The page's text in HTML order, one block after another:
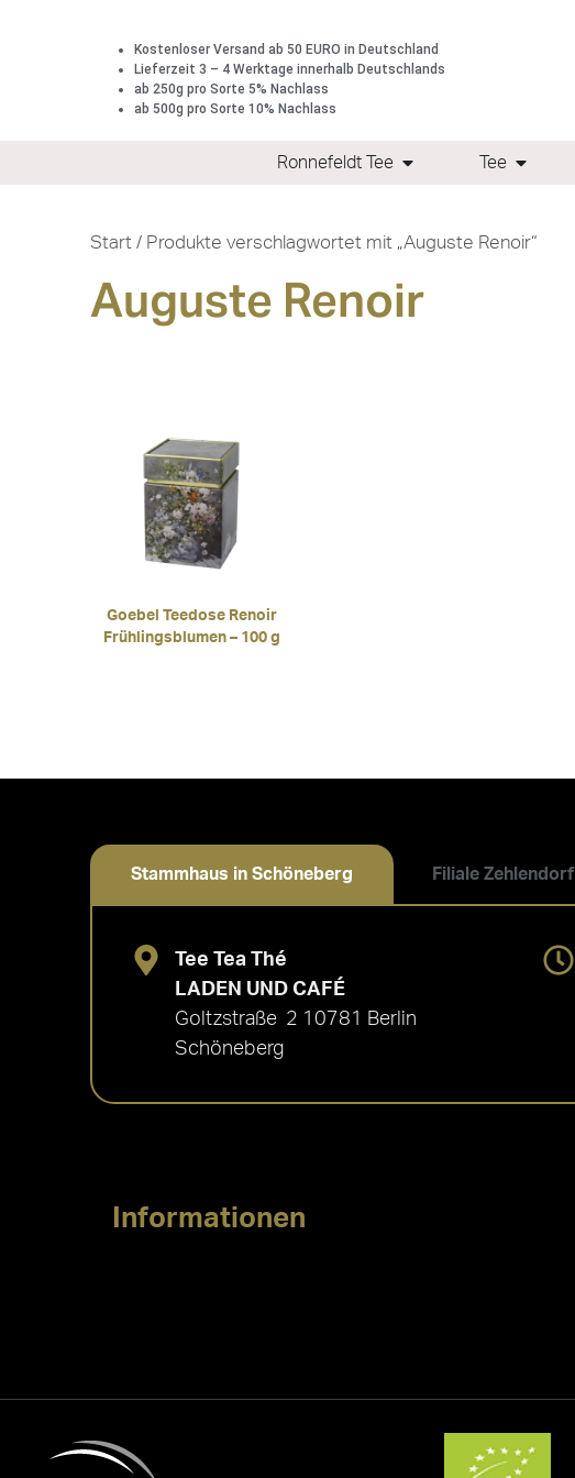
Kostenloser Versand ab 50 EURO in Deutschland
Lieferzeit 3 – 4 Werktage innerhalb Deutschlands
ab 250g pro Sorte 5% Nachlass
ab 500g pro Sorte 10% Nachlass
Ronnefeldt Tee Tee
Start / Produkte verschlagwortet mit „Auguste Renoir“
Auguste Renoir
Goebel Teedose Renoir
Frühlingsblumen – 100 g
Stammhaus in Schöneberg Filiale Zehlendorf
Tee Tea Thé
LADEN UND CAFÉ
Goltzstraße 2 10781 Berlin
Schöneberg
Informationen